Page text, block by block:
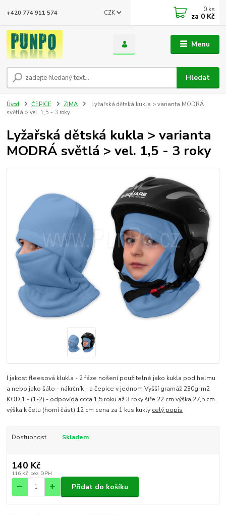
Menu
CZK
Hledat
+420 774 911 574 0 ks
za 0 Kč
Úvod ČEPICE ZIMA
Lyžařská dětská kukla > varianta MODRÁ
světlá > vel. 1,5 - 3 roky
Lyžařská dětská kukla > varianta
MODRÁ světlá > vel. 1,5 - 3 roky
I jakost fleesová klukla - 2 fáze nošení použitelné jako kukla pod helmu
a nebo jako šálo - nákrčník - a čepice v jednom Vyšší gramáž 230g-m2
KOD 1 - (1-2) - odpovídá ccca 1,5 roku až 3 roky šíře 22 cm výška 27,5 cm
výška k čelu (horní část) 12 cm cena za 1 kus kukly celý popis
Dostupnost Skladem
140 Kč
116 Kč bez DPH
Přidat do košíku